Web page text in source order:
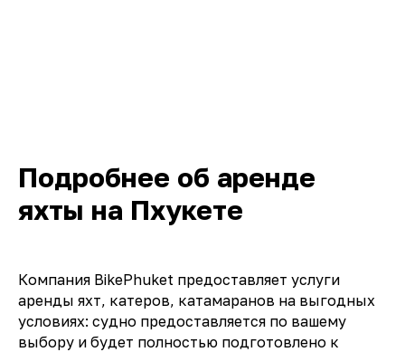
Подробнее об аренде
яхты на Пхукете
Компания BikePhuket предоставляет услуги
аренды яхт, катеров, катамаранов на выгодных
условиях: судно предоставляется по вашему
выбору и будет полностью подготовлено к